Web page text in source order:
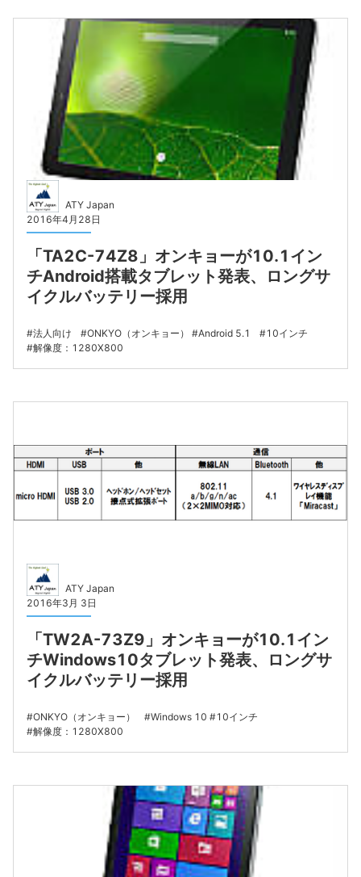
ATY Japan
2016年4月28日
「TA2C-74Z8」オンキョーが10.1イン
チAndroid搭載タブレット発表、ロングサ
イクルバッテリー採用
法人向け ONKYO（オンキョー） Android 5.1
10インチ
解像度：1280X800
ATY Japan
2016年3月 3日
「TW2A-73Z9」オンキョーが10.1イン
チWindows10タブレット発表、ロングサ
イクルバッテリー採用
ONKYO（オンキョー） Windows 10
10インチ
解像度：1280X800